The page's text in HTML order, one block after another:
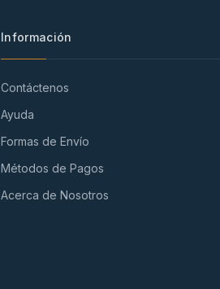
Información
Contáctenos
Ayuda
Formas de Envío
Métodos de Pagos
Acerca de Nosotros